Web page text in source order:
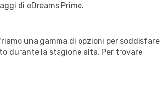
di eDreams Prime.
una gamma di opzioni per soddisfare
durante la stagione alta. Per trovare